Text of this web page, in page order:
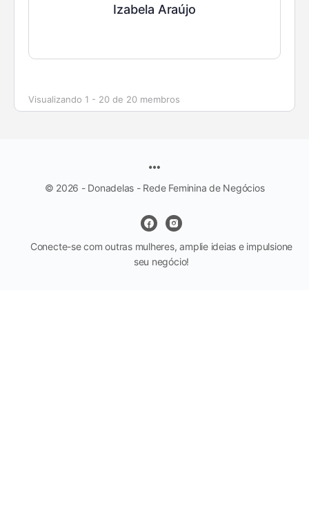
Izabela Araújo
Visualizando 1 - 20 de 20 membros
© 2026 - Donadelas - Rede Feminina de Negócios
Conecte-se com outras mulheres, amplie ideias e impulsione
seu negócio!